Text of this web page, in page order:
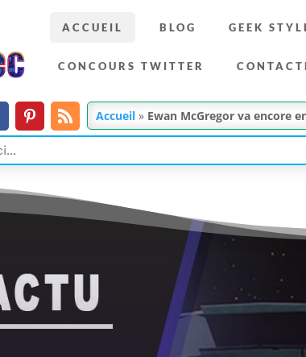
ACCUEIL BLOG GEEK
CONCOURS TWITTER
Accueil » Ewan McGregor va encore